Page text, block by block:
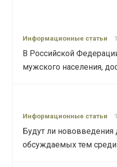
Информационные статьи
В Российской
мужского населения,
Информационные статьи
Будут ли нововведения
обсуждаемых тем